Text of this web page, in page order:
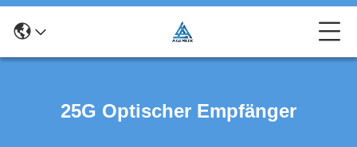
25G Optischer Empfänger